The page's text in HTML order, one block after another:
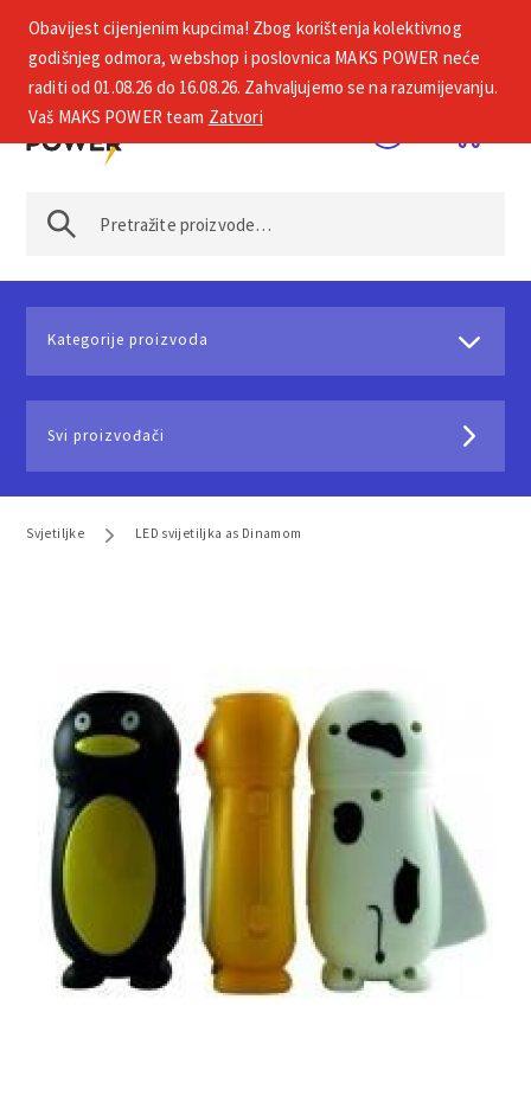
+385 1 2002 575
Kategorije proizvoda
Svi proizvođači
Svjetiljke LED svijetiljka as Dinamom
Obavijest cijenjenim kupcima! Zbog korištenja kolektivnog
godišnjeg odmora, webshop i poslovnica MAKS POWER neće
raditi od 01.08.26 do 16.08.26. Zahvaljujemo se na razumijevanju.
Vaš MAKS POWER team Zatvori